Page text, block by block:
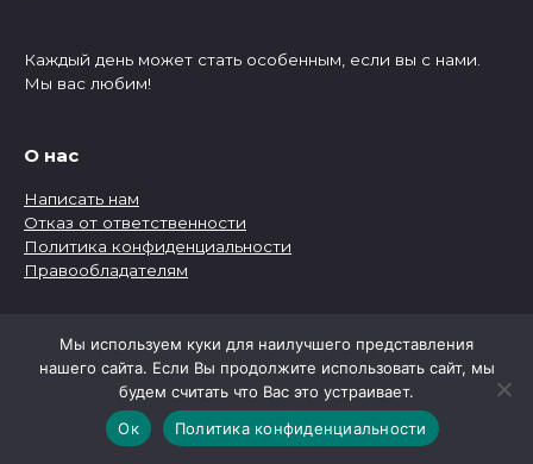
Каждый день может стать особенным, если вы с нами.
Мы вас любим!
О нас
Написать нам
Отказ от ответственности
Политика конфиденциальности
Правообладателям
Рубрики
Мы используем куки для наилучшего представления
нашего сайта. Если Вы продолжите использовать сайт, мы
будем считать что Вас это устраивает.
Ок
Политика конфиденциальности